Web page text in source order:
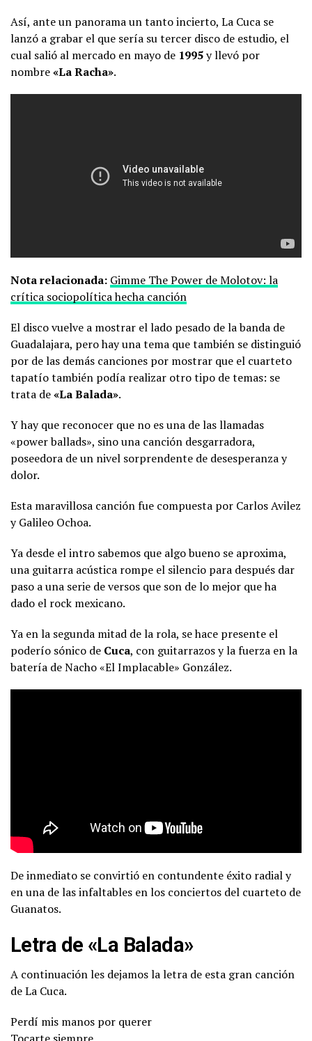
Así, ante un panorama un tanto incierto, La Cuca se
lanzó a grabar el que sería su tercer disco de estudio, el
cual salió al mercado en mayo de 1995y llevó por
nombre«La Racha».
Nota relacionada: Gimme The Power de Molotov: la
crítica sociopolítica hecha canción
El disco vuelve a mostrar el lado pesado de la banda de
Guadalajara, pero hay una tema que también se distinguió
por de las demás canciones por mostrar que el cuarteto
tapatío también podía realizar otro tipo de temas: se
trata de«La Balada».
Y hay que reconocer que no es una de las llamadas
«power ballads», sino una canción desgarradora,
poseedora de un nivel sorprendente de desesperanza y
dolor.
Esta maravillosa canción fue compuesta por Carlos Avilez
y Galileo Ochoa.
Ya desde el intro sabemos que algo bueno se aproxima,
una guitarra acústica rompe el silencio para después dar
paso a una serie de versos que son de lo mejor que ha
dado el rock mexicano.
Ya en la segunda mitad de la rola, se hace presente el
poderío sónico de Cuca, con guitarrazos y la fuerza en la
batería de Nacho «El Implacable» González.
De inmediato se convirtió en contundente éxito radial y
en una de las infaltables en los conciertos del cuarteto de
Guanatos.
Letra de «La Balada»
A continuación les dejamos la letra de esta gran canción
de La Cuca.
Perdí mis manos por querer